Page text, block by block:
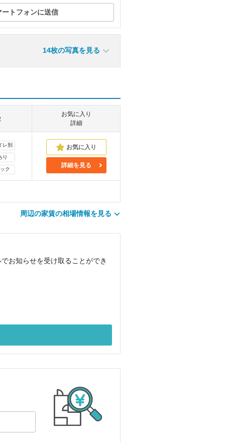
トフォンに送信
14枚の写真を見る
お気に入り
詳細
レ別
り
ク
詳細を見る
周辺の家賃の相場情報を見る
お知らせを受け取ることができ